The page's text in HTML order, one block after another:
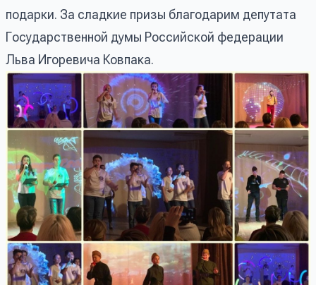
подарки. За сладкие призы благодарим депутата
Государственной думы Российской федерации
Льва Игоревича Ковпака.